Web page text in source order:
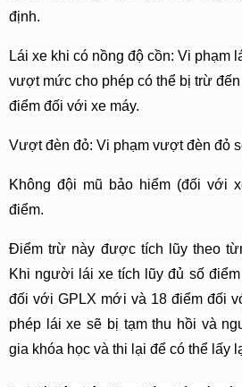
định.
Lái xe khi có nồng độ cồn: Vi phạm
vượt mức cho phép có thể bị trừ
điểm đối với xe máy.
Vượt đèn đỏ: Vi phạm vượt đèn đỏ
Không đội mũ bảo hiểm (đối với
điểm.
Điểm trừ này được tích lũy theo
Khi người lái xe tích lũy đủ số
đối với GPLX mới và 18 điểm đối
phép lái xe sẽ bị tạm thu hồi và
gia khóa học và thi lại để có thể lấy